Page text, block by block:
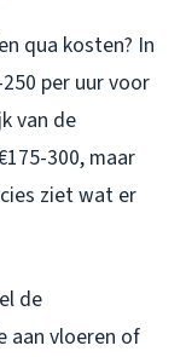
qua kosten? In
per uur voor
van de
300, maar
ziet wat er
de
aan vloeren of